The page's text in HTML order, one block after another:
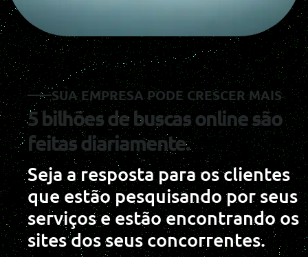
SUA EMPRESA PODE CRESCER MAIS
5 bilhões de buscas online são
feitas diariamente.
Seja a resposta para os clientes
que estão pesquisando por seus
serviços e estão encontrando os
sites dos seus concorrentes.